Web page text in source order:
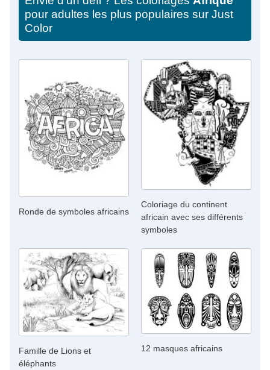
pour adultes les plus populaires sur Just
Color
Ronde de symboles africains
Coloriage du continent
africain avec ses différents
symboles
Famille de Lions et
éléphants
12 masques africains